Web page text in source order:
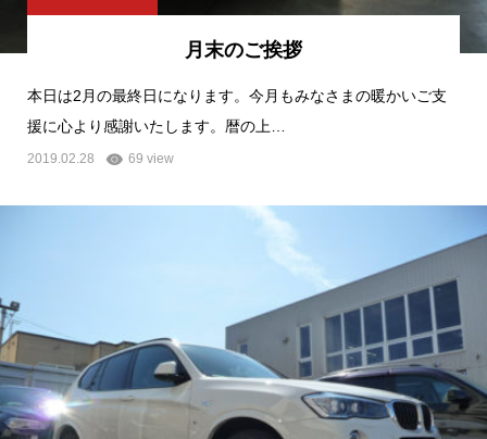
月末のご挨拶
本日は2月の最終日になります。今月もみなさまの暖かいご支
援に心より感謝いたします。暦の上…
2019.02.28 69 view